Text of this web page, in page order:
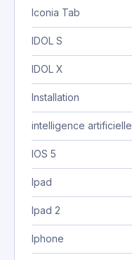
Iconia Tab
IDOL S
IDOL X
Installation
intelligence artificielle
IOS 5
Ipad
Ipad 2
Iphone